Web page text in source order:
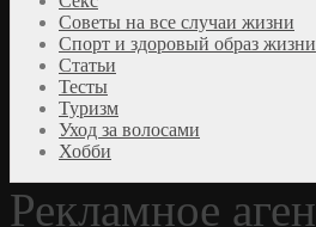
Советы на все случаи жизни
Спорт и здоровый образ жизни
Статьи
Тесты
Туризм
Уход за волосами
Хобби
Рекламное